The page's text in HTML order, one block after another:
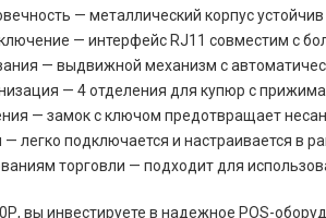
— металлический корпус
— интерфейс RJ11 совместим с
— выдвижной механизм с
— 4 отделения для купюр с
— замок с ключом предотвращает
— легко подключается и настраивается в
торговли — подходит для
вы инвестируете в надежное POS-